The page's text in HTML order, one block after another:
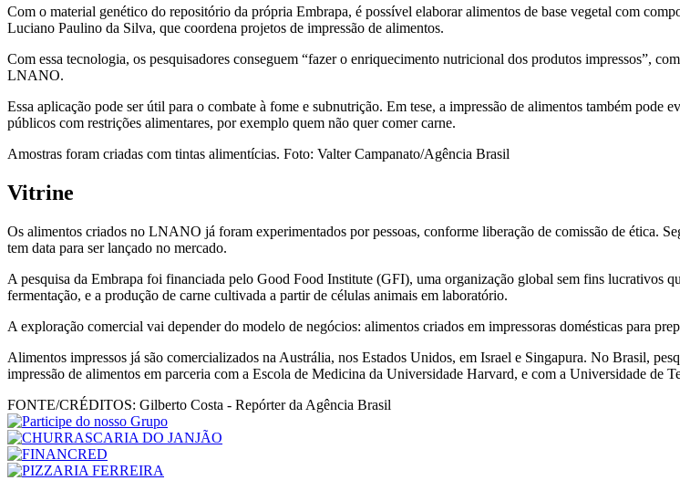
Com o material genético do repositório da própria Embrapa, é possível elaborar alimentos de base vegetal com
Luciano Paulino da Silva, que coordena projetos de impressão de alimentos.
Com essa tecnologia, os pesquisadores conseguem “fazer o enriquecimento nutricional dos produtos impressos”,
LNANO.
Essa aplicação pode ser útil para o combate à fome e subnutrição. Em tese, a impressão de alimentos também pode
públicos com restrições alimentares, por exemplo quem não quer comer carne.
Amostras foram criadas com tintas alimentícias. Foto: Valter Campanato/Agência Brasil
Vitrine
Os alimentos criados no LNANO já foram experimentados por pessoas, conforme liberação de comissão de ética.
tem data para ser lançado no mercado.
A pesquisa da Embrapa foi financiada pelo Good Food Institute (GFI), uma organização global sem fins lucrativos
fermentação, e a produção de carne cultivada a partir de células animais em laboratório.
A exploração comercial vai depender do modelo de negócios: alimentos criados em impressoras domésticas para
Alimentos impressos já são comercializados na Austrália, nos Estados Unidos, em Israel e Singapura. No Brasil,
impressão de alimentos em parceria com a Escola de Medicina da Universidade Harvard, e com a Universidade de
FONTE/CRÉDITOS: Gilberto Costa - Repórter da Agência Brasil